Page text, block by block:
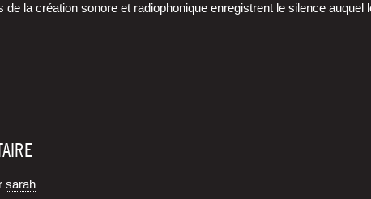
de la créa­tion sonore et radio­pho­nique enre­gistrent le silence
sarah